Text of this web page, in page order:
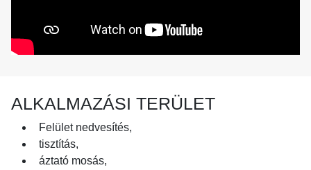
ALKALMAZÁSI TERÜLET
Felület nedvesítés,
tisztítás,
áztató mosás,